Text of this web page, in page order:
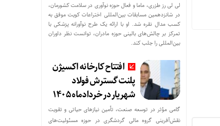
لی لی رز طزری، ماما و فعال حوزه نوآوری در سلامت کشورمان،
در شانزدهمین مسابقات بین‌المللی اختراعات کویت موفق به
کسب مدال نقره شد. او با ارائه یک طرح نوآورانه پزشکی با
تمرکز بر چالش‌های بالینی حوزه مادران، توانست نظر داوران
بین‌المللی را جلب کند.
افتتاح کارخانه اکسیژن
پلنت گسترش فولاد
شهریار در خردادماه ۱۴۰۵
گامی مؤثر در توسعه صنعت، تأمین نیازهای حیاتی و تقویت
نقش‌آفرینی گروه مالی گردشگری در حوزه مسئولیت‌های